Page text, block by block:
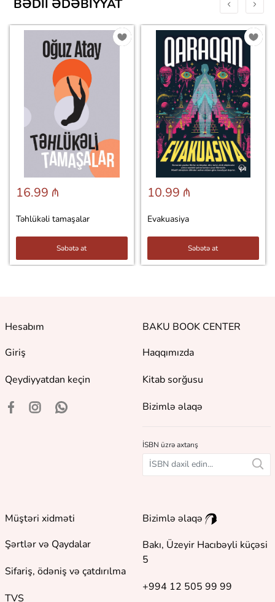
BƏDII ƏDƏBIYYAT
16.99 ₼
Təhlükəli tamaşalar
Səbətə at
10.99 ₼
Evakuasiya
Səbətə at
Hesabım
Giriş
Qeydiyyatdan keçin
BAKU BOOK CENTER
Haqqımızda
Kitab sorğusu
Bizimlə əlaqə
İSBN üzrə axtarış
Müştəri xidməti
Şərtlər və Qaydalar
Sifariş, ödəniş və çatdırılma
TVS
Bizimlə əlaqə
Bakı, Üzeyir Hacıbəyli küçəsi
5
+994 12 505 99 99